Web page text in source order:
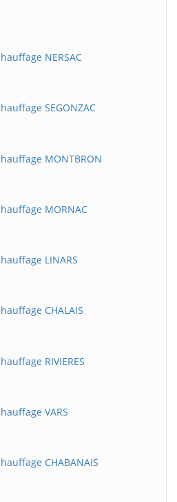
NERSAC
SEGONZAC
MONTBRON
MORNAC
LINARS
CHALAIS
RIVIERES
VARS
CHABANAIS